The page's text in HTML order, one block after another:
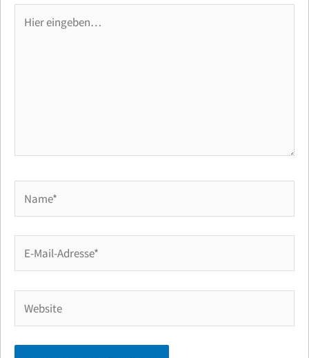
eingeben…
Mail-
Adresse*